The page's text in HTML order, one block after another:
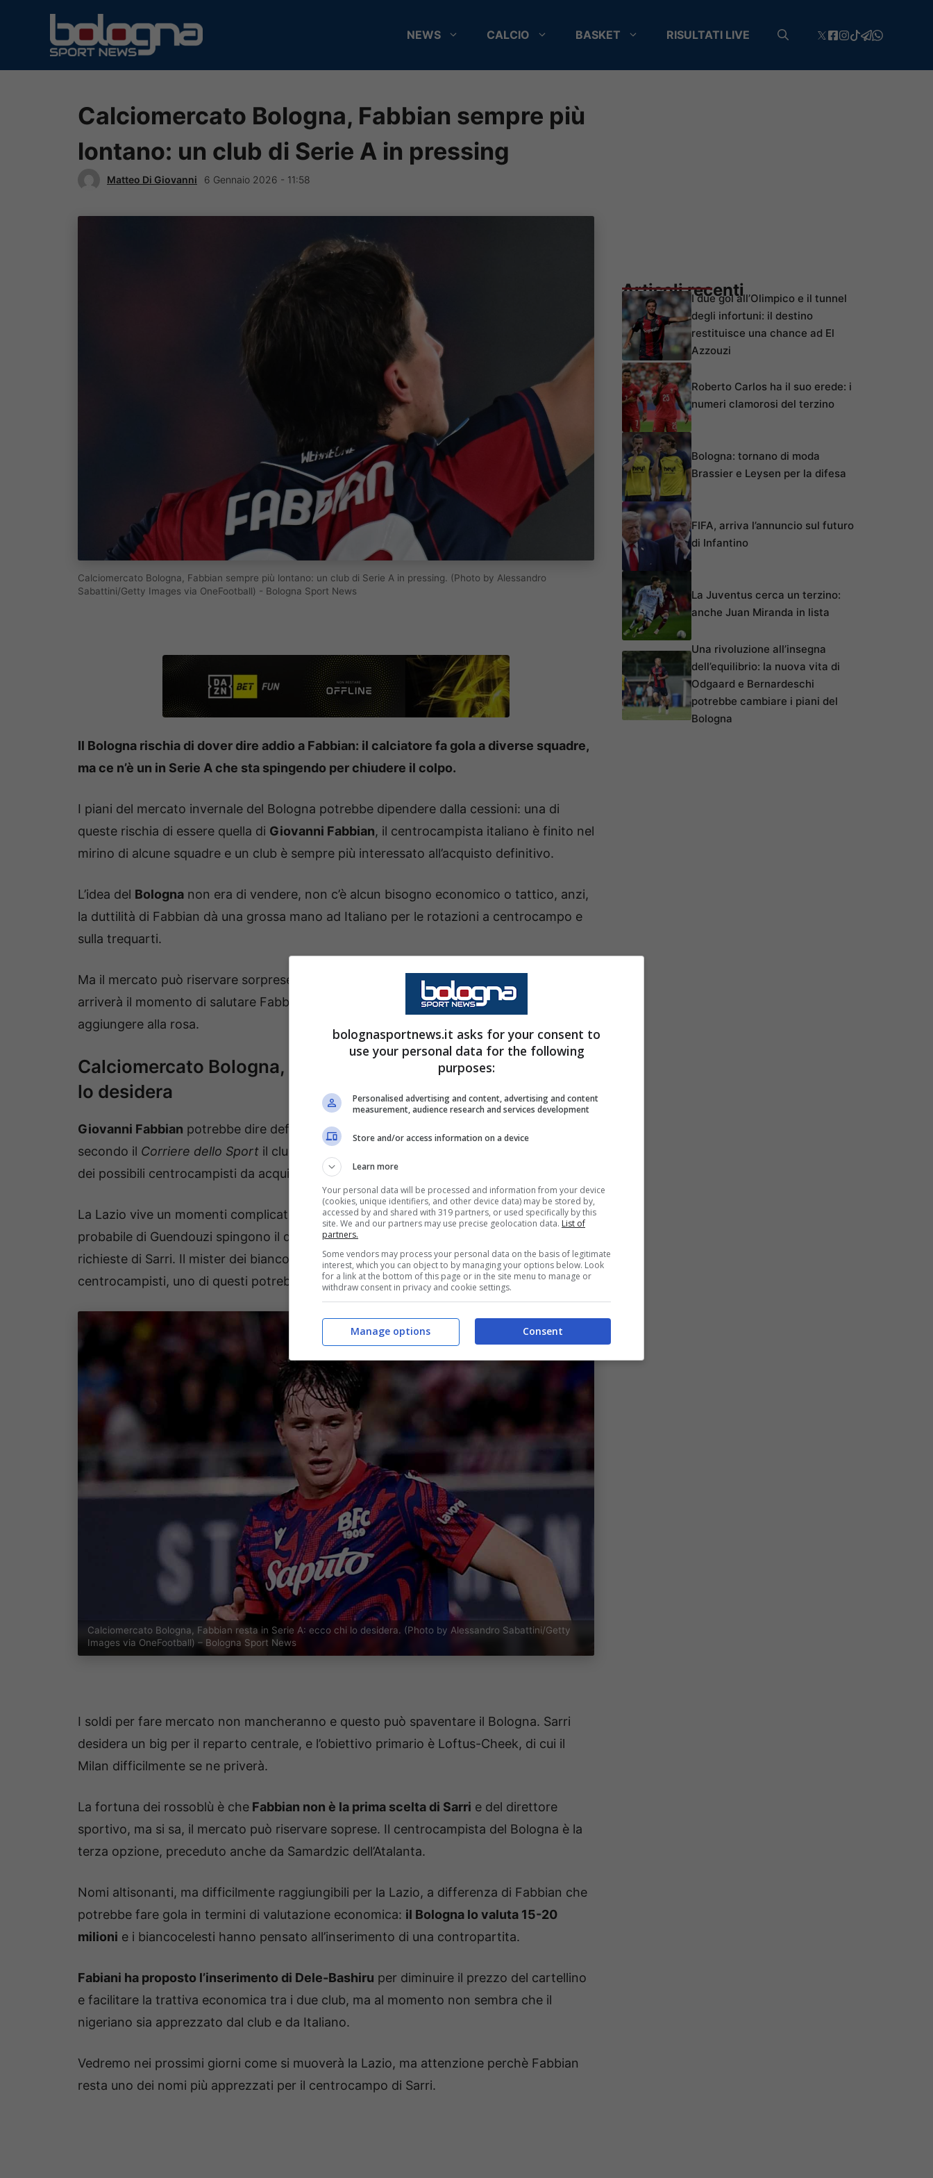
contenuto
NEWS CALCIO BASKET RISULTATI LIVE
Calciomercato Bologna, Fabbian sempre più
lontano: un club di Serie A in pressing
Matteo Di Giovanni 6 Gennaio 2026 - 11:58
Calciomercato Bologna, Fabbian sempre più lontano: un club di Serie A in pressing. (Photo by Alessandro
Sabattini/Getty Images via OneFootball) - Bologna Sport News
Il Bologna rischia di dover dire addio a Fabbian: il calciatore fa gola a diverse squadre,
ma ce n’è un in Serie A che sta spingendo per chiudere il colpo.
I piani del mercato invernale del Bologna potrebbe dipendere dalla cessioni: una di
queste rischia di essere quella di Giovanni Fabbian, il centrocampista italiano è finito nel
mirino di alcune squadre e un club è sempre più interessato all’acquisto definitivo.
L’idea del Bologna non era di vendere, non c’è alcun bisogno economico o tattico, anzi,
la duttilità di Fabbian dà una grossa mano ad Italiano per le rotazioni a centrocampo e
sulla trequarti.
Ma il mercato può riservare sorprese, e se la trattativa dovesse andare in porto, allora
arriverà il momento di salutare Fabbian e trovare un nuovo centrocampista da
aggiungere alla rosa.
Calciomercato Bologna, Fabbian resta in Serie A: ecco chi
lo desidera
Giovanni Fabbian potrebbe dire definitivamente addio al Bologna: su di lui c’è la
secondo il Corriere dello Sport il club biancoceleste lo avrebbe inserito in cima alla lista
dei possibili centrocampisti da acquistare nel mercato invernale.
La Lazio vive un momenti complicato, l’addio di Castellanos e quello sempre più
probabile di Guendouzi spingono il ds Fabiani a velocizzare i tempi per soddisfare le
richieste di Sarri. Il mister dei biancocelesti ha esplicitamente richiesto due
centrocampisti, uno di questi potrebbe essere proprioFabbian.
Calciomercato Bologna, Fabbian resta in Serie A: ecco chi lo desidera. (Photo by Alessandro Sabattini/Getty
Images via OneFootball) – Bologna Sport News
I soldi per fare mercato non mancheranno e questo può spaventare il Bologna. Sarri
desidera un big per il reparto centrale, e l’obiettivo primario è Loftus-Cheek, di cui il
Milan difficilmente se ne priverà.
La fortuna dei rossoblù è che Fabbian non è la prima scelta di Sarri e del direttore
sportivo, ma si sa, il mercato può riservare soprese. Il centrocampista del Bologna è la
terza opzione, preceduto anche da Samardzic dell’Atalanta.
Nomi altisonanti, ma difficilmente raggiungibili per la Lazio, a differenza di Fabbian che
potrebbe fare gola in termini di valutazione economica: il Bologna lo valuta 15-20
milioni e i biancocelesti hanno pensato all’inserimento di una contropartita.
Fabiani ha proposto l’inserimento di Dele-Bashiru per diminuire il prezzo del cartellino
e facilitare la trattiva economica tra i due club, ma al momento non sembra che il
nigeriano sia apprezzato dal club e da Italiano.
Vedremo nei prossimi giorni come si muoverà la Lazio, ma attenzione perchè Fabbian
resta uno dei nomi più apprezzati per il centrocampo di Sarri.
Articoli recentiI due gol all’Olimpico e il tunnel
degli infortuni: il destino
restituisce una chance ad El
Azzouzi
Roberto Carlos ha il suo erede: i
numeri clamorosi del terzino
Bologna: tornano di moda
Brassier e Leysen per la difesa
FIFA, arriva l’annuncio sul futuro
di Infantino
La Juventus cerca un terzino:
anche Juan Miranda in lista
Una rivoluzione all’insegna
dell’equilibrio: la nuova vita di
Odgaard e Bernardeschi
potrebbe cambiare i piani del
Bologna
bolognasportnews.it asks for your consent to
use your personal data for the following
purposes:
Personalised advertising and content, advertising and content
measurement, audience research and services development
Store and/or access information on a device
Learn more
Your personal data will be processed and information from your device
(cookies, unique identifiers, and other device data) may be stored by,
accessed by and shared with 319 partners, or used specifically by this
site. We and our partners may use precise geolocation data. List of
partners.
Some vendors may process your personal data on the basis of legitimate
interest, which you can object to by managing your options below. Look
for a link at the bottom of this page or in the site menu to manage or
withdraw consent in privacy and cookie settings.
Consent
Manage options